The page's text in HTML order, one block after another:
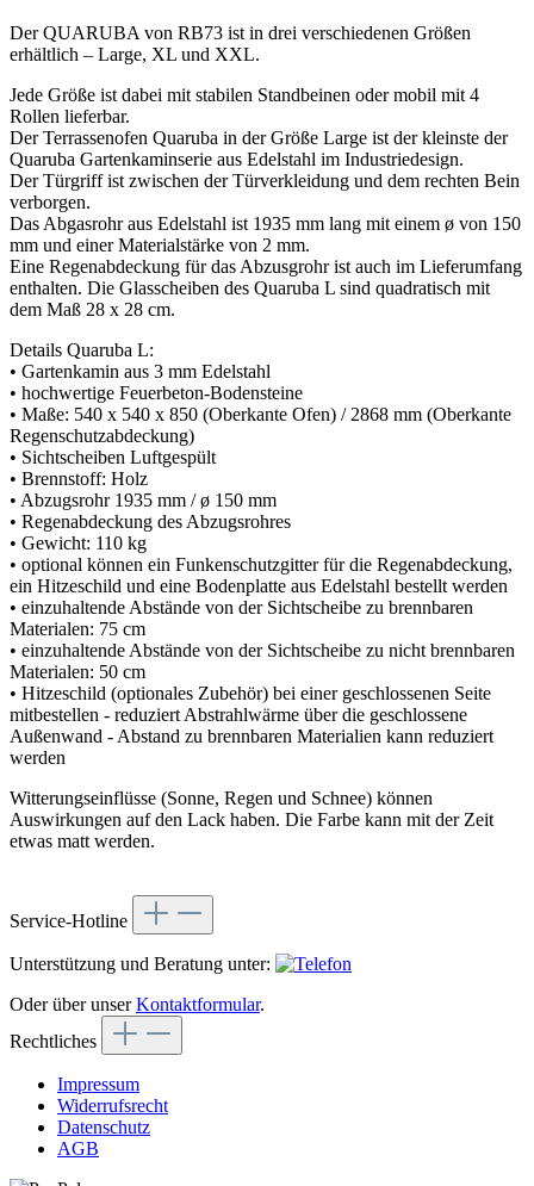
Der QUARUBA von RB73 ist in drei verschiedenen Größen
erhältlich – Large, XL und XXL.
Jede Größe ist dabei mit stabilen Standbeinen oder mobil mit 4
Rollen lieferbar.
Der Terrassenofen Quaruba in der Größe Large ist der kleinste der
Quaruba Gartenkaminserie aus Edelstahl im Industriedesign.
Der Türgriff ist zwischen der Türverkleidung und dem rechten Bein
verborgen.
Das Abgasrohr aus Edelstahl ist 1935 mm lang mit einem ø von 150
mm und einer Materialstärke von 2 mm.
Eine Regenabdeckung für das Abzusgrohr ist auch im Lieferumfang
enthalten. Die Glasscheiben des Quaruba L sind quadratisch mit
dem Maß 28 x 28 cm.
Details Quaruba L:
• Gartenkamin aus 3 mm Edelstahl
• hochwertige Feuerbeton-Bodensteine
• Maße: 540 x 540 x 850 (Oberkante Ofen) / 2868 mm (Oberkante
Regenschutzabdeckung)
• Sichtscheiben Luftgespült
• Brennstoff: Holz
• Abzugsrohr 1935 mm / ø 150 mm
• Regenabdeckung des Abzugsrohres
• Gewicht: 110 kg
• optional können ein Funkenschutzgitter für die Regenabdeckung,
ein Hitzeschild und eine Bodenplatte aus Edelstahl bestellt werden
• einzuhaltende Abstände von der Sichtscheibe zu brennbaren
Materialen: 75 cm
• einzuhaltende Abstände von der Sichtscheibe zu nicht brennbaren
Materialen: 50 cm
• Hitzeschild (optionales Zubehör) bei einer geschlossenen Seite
mitbestellen - reduziert Abstrahlwärme über die geschlossene
Außenwand - Abstand zu brennbaren Materialien kann reduziert
werden
Witterungseinflüsse (Sonne, Regen und Schnee) können
Auswirkungen auf den Lack haben. Die Farbe kann mit der Zeit
etwas matt werden.
Service-Hotline
Unterstützung und Beratung unter:
Oder über unserKontaktformular.
Rechtliches
Impressum
Widerrufsrecht
Datenschutz
AGB